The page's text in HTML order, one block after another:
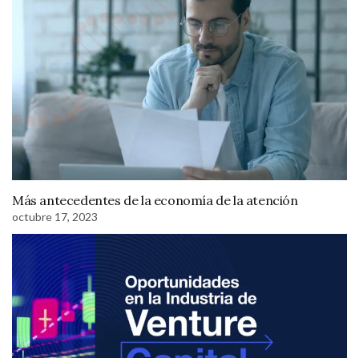
Más antecedentes de la economía de la atención
octubre 17, 2023